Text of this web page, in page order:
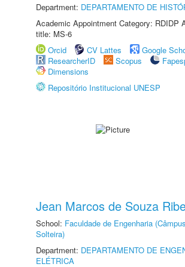
Department: DEPARTAMENTO DE
Academic Appointment Category: RDIDP
title: MS-6
Orcid
CV Lattes
Google
ResearcherID
Scopus
Dimensions
Repositório Institucional UNESP
Jean Marcos de Souza
School: Faculdade de Engenharia
Solteira)
Department: DEPARTAMENTO DE
ELÉTRICA